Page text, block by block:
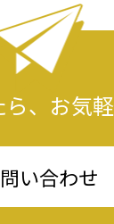
、 お気
い合わせ